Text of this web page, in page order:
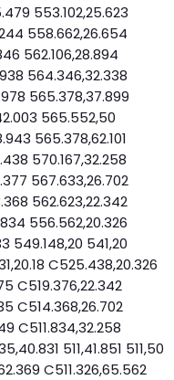
553.102,25.623
558.662,26.654
562.106,28.894
564.346,32.338
565.378,37.899
565.552,50
565.378,62.101
570.167,32.258
567.633,26.702
562.623,22.342
556.562,20.326
549.148,20 541,20
C525.438,20.326
C519.376,22.342
C514.368,26.702
C511.834,32.258
511,41.851 511,50
C511.326,65.562